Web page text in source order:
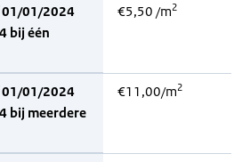
01/01/2024
bij één
€5,50 /m2
01/01/2024
bij meerdere
€11,00/m2